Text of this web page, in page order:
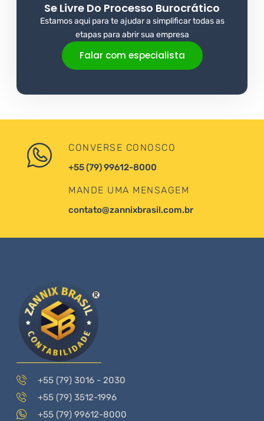
Se Livre Do Processo Burocrático
Estamos aqui para te ajudar a simplificar todas as
etapas para abrir sua empresa
Falar com especialista
CONVERSE CONOSCO
+55 (79) 99612-8000
MANDE UMA MENSAGEM
contato@zannixbrasil.com.br
+55 (79) 3016 - 2030
+55 (79) 3512-1996
+55 (79) 99612-8000